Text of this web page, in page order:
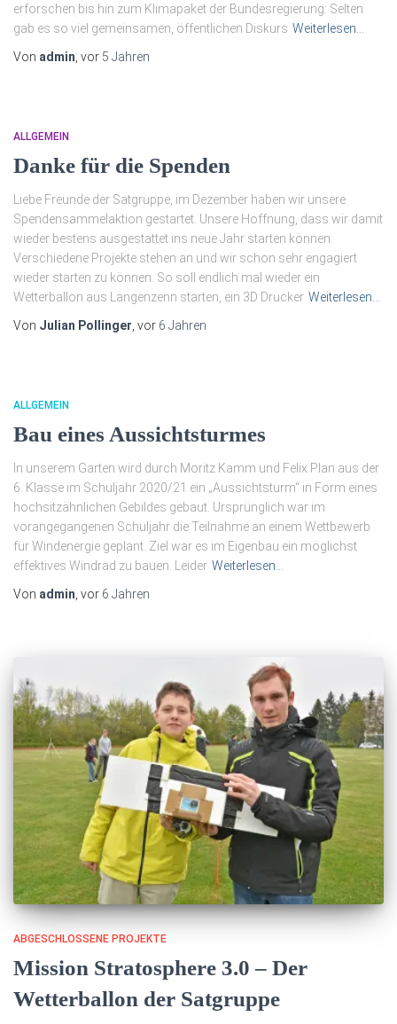
erforschen bis hin zum Klimapaket der Bundesregierung: Selten
gab es so viel gemeinsamen, öffentlichen Diskurs Weiterlesen…
Von admin, vor 5 Jahren
ALLGEMEIN
Danke für die Spenden
Liebe Freunde der Satgruppe, im Dezember haben wir unsere
Spendensammelaktion gestartet. Unsere Hoffnung, dass wir damit
wieder bestens ausgestattet ins neue Jahr starten können.
Verschiedene Projekte stehen an und wir schon sehr engagiert
wieder starten zu können. So soll endlich mal wieder ein
Wetterballon aus Langenzenn starten, ein 3D Drucker Weiterlesen…
Von Julian Pollinger, vor 6 Jahren
ALLGEMEIN
Bau eines Aussichtsturmes
In unserem Garten wird durch Moritz Kamm und Felix Plan aus der
6. Klasse im Schuljahr 2020/21 ein „Aussichtsturm“ in Form eines
hochsitzähnlichen Gebildes gebaut. Ursprünglich war im
vorangegangenen Schuljahr die Teilnahme an einem Wettbewerb
für Windenergie geplant. Ziel war es im Eigenbau ein möglichst
effektives Windrad zu bauen. Leider Weiterlesen…
Von admin, vor 6 Jahren
ABGESCHLOSSENE PROJEKTE
Mission Stratosphere 3.0 – Der
Wetterballon der Satgruppe